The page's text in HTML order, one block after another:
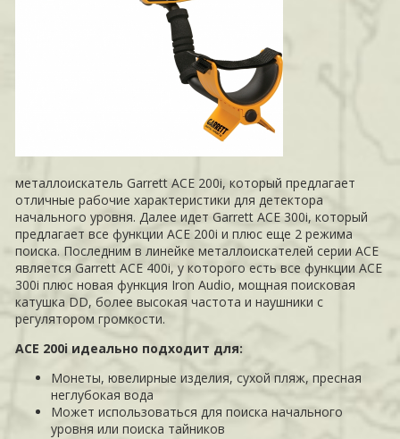
металлоискатель Garrett ACE 200i, который предлагает
отличные рабочие характеристики для детектора
начального уровня. Далее идет Garrett ACE 300i, который
предлагает все функции ACE 200i и плюс еще 2 режима
поиска. Последним в линейке металлоискателей серии ACE
является Garrett ACE 400i, у которого есть все функции ACE
300i плюс новая функция Iron Audio, мощная поисковая
катушка DD, более высокая частота и наушники с
регулятором громкости.
ACE 200i идеально подходит для:
Монеты, ювелирные изделия, сухой пляж, пресная
неглубокая вода
Может использоваться для поиска начального
уровня или поиска тайников